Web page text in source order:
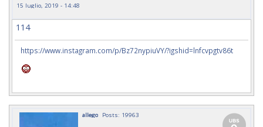
15 luglio, 2019 - 14:48
114
https://www.instagram.com/p/Bz72nypiuVY/?igshid=lnfcvpgtv86t
allego Posts: 19963